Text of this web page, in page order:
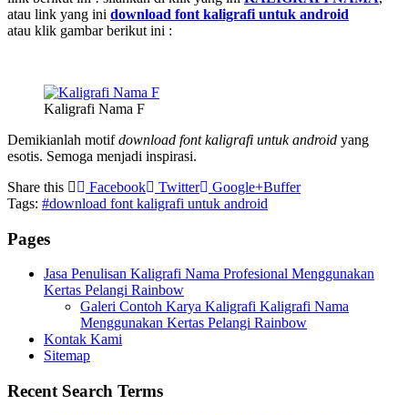
atau link yang ini download font kaligrafi untuk android
atau klik gambar berikut ini :
Kaligrafi Nama F
Demikianlah motifdownload font kaligrafi untuk android yang
esotis. Semoga menjadi inspirasi.
Share this
Facebook Twitter Google+Buffer
Tags: #download font kaligrafi untuk android
Pages
Jasa Penulisan Kaligrafi Nama Profesional Menggunakan
Kertas Pelangi Rainbow
Galeri Contoh Karya Kaligrafi Kaligrafi Nama
Menggunakan Kertas Pelangi Rainbow
Kontak Kami
Sitemap
Recent Search Terms